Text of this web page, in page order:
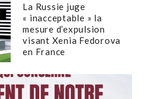
La Russie juge
« inacceptable » la
mesure d’expulsion
visant Xenia Fedorova
en France